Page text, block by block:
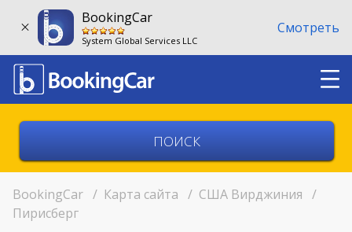
BookingCar
System Global Services LLC
Смотреть
Выберите город
BookingCar / Карта сайта / США Вирджиния /
Пирисберг